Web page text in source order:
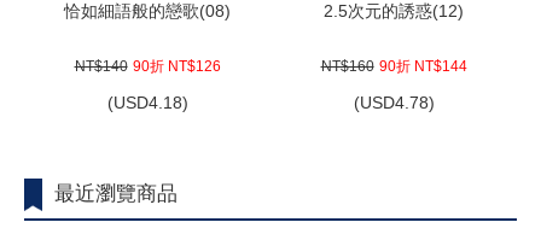
恰如細語般的戀歌(08)
NT$140 90折 NT$126
(USD4.18)
2.5次元的誘惑(12)
NT$160 90折 NT$144
(USD4.78)
最近瀏覽商品